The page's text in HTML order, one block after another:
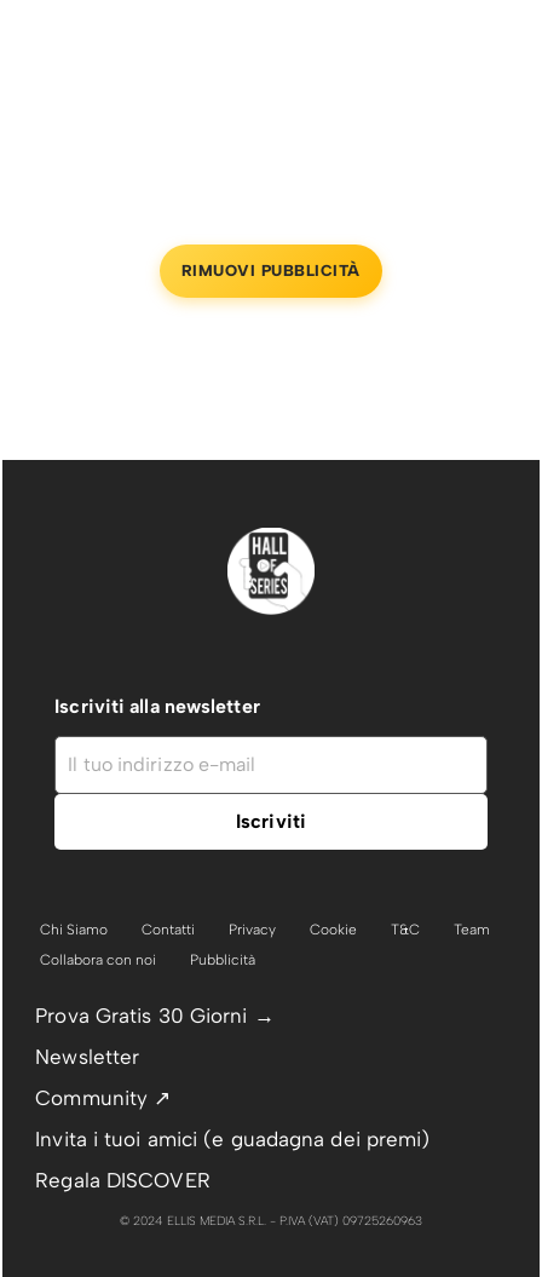
RIMUOVI PUBBLICITÀ
Iscriviti alla newsletter
Chi Siamo Contatti Privacy Cookie T&C
Team
Collabora con noi
Pubblicità
Prova Gratis 30 Giorni →
Newsletter
Community ↗
Invita i tuoi amici (e guadagna dei premi)
Regala DISCOVER
© 2024 ELLIS MEDIA S.R.L. - P.IVA (VAT) 09725260963